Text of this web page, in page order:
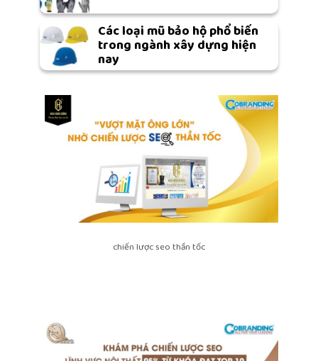
Các loại mũ bảo hộ phổ biến
trong ngành xây dựng hiện
nay
chiến lược seo thần tốc